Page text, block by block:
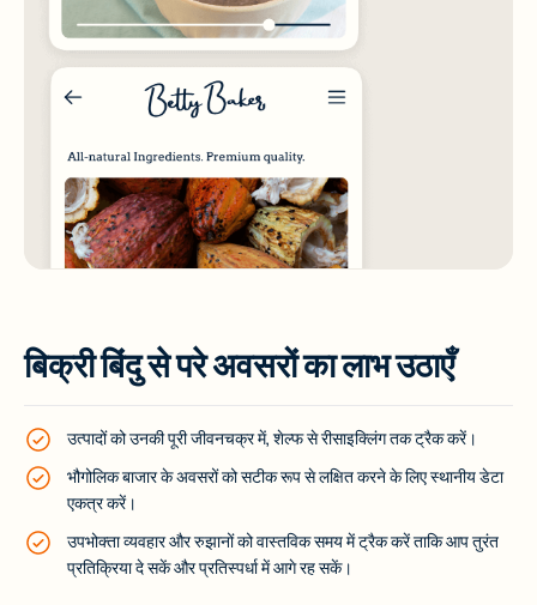
बिक्री बिंदु से परे अवसरों का लाभ उठाएँ
उत्पादों को उनकी पूरी जीवनचक्र में, शेल्फ से रीसाइक्लिंग तक ट्रैक करें।
भौगोलिक बाजार के अवसरों को सटीक रूप से लक्षित करने के लिए स्थानीय डेटा
एकत्र करें।
उपभोक्ता व्यवहार और रुझानों को वास्तविक समय में ट्रैक करें ताकि आप तुरंत
प्रतिक्रिया दे सकें और प्रतिस्पर्धा में आगे रह सकें।